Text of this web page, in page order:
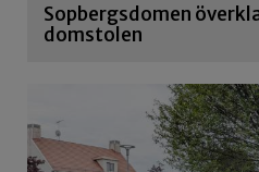
Sopbergsdomen
domstolen